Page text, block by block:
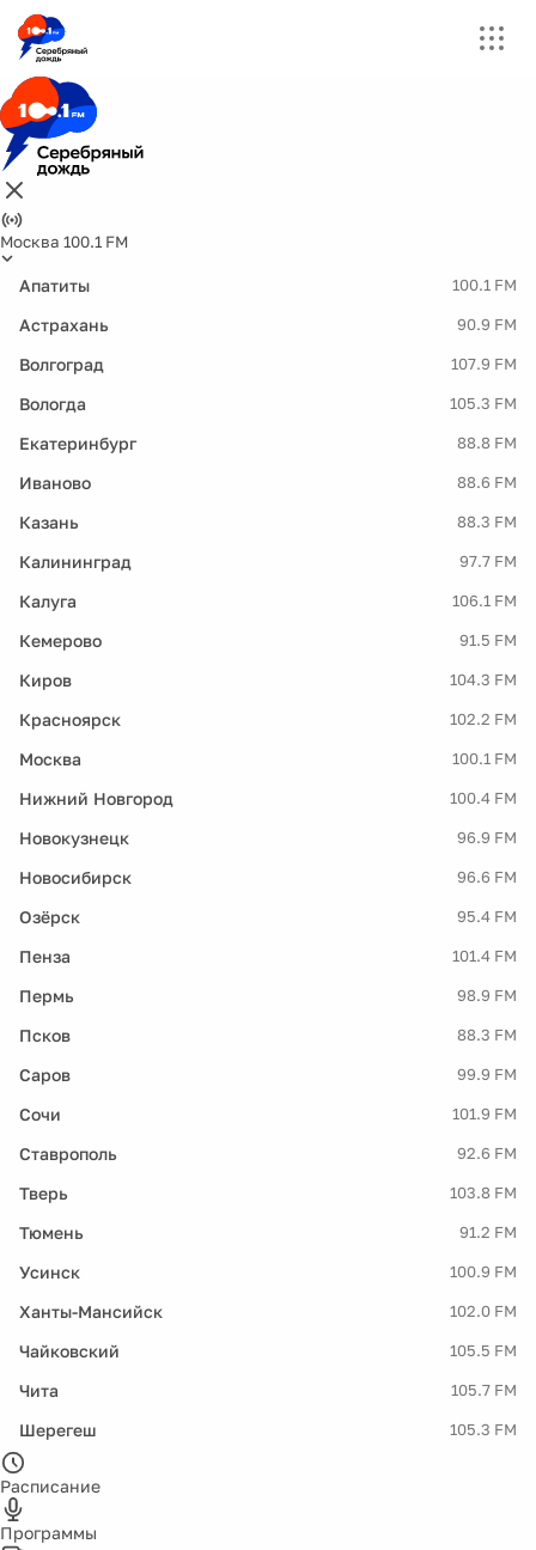
Москва 100.1 FM
Апатиты 100.1 FM
Астрахань 90.9 FM
Волгоград 107.9 FM
Вологда 105.3 FM
Екатеринбург 88.8 FM
Иваново 88.6 FM
Казань 88.3 FM
Калининград 97.7 FM
Калуга 106.1 FM
Кемерово 91.5 FM
Киров 104.3 FM
Красноярск 102.2 FM
Москва 100.1 FM
Нижний Новгород 100.4 FM
Новокузнецк 96.9 FM
Новосибирск 96.6 FM
Озёрск 95.4 FM
Пенза 101.4 FM
Пермь 98.9 FM
Псков 88.3 FM
Саров 99.9 FM
Сочи 101.9 FM
Ставрополь 92.6 FM
Тверь 103.8 FM
Тюмень 91.2 FM
Усинск 100.9 FM
Ханты-Мансийск 102.0 FM
Чайковский 105.5 FM
Чита 105.7 FM
Шерегеш 105.3 FM
Расписание
Программы